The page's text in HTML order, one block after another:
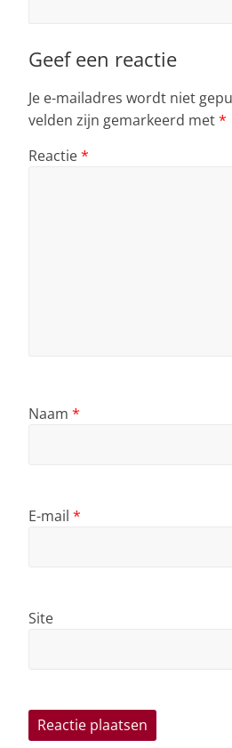
Geef een reactie
Je e-mailadres wordt niet
velden zijn gemarkeerd met*
Reactie*
Naam *
E-mail *
Site